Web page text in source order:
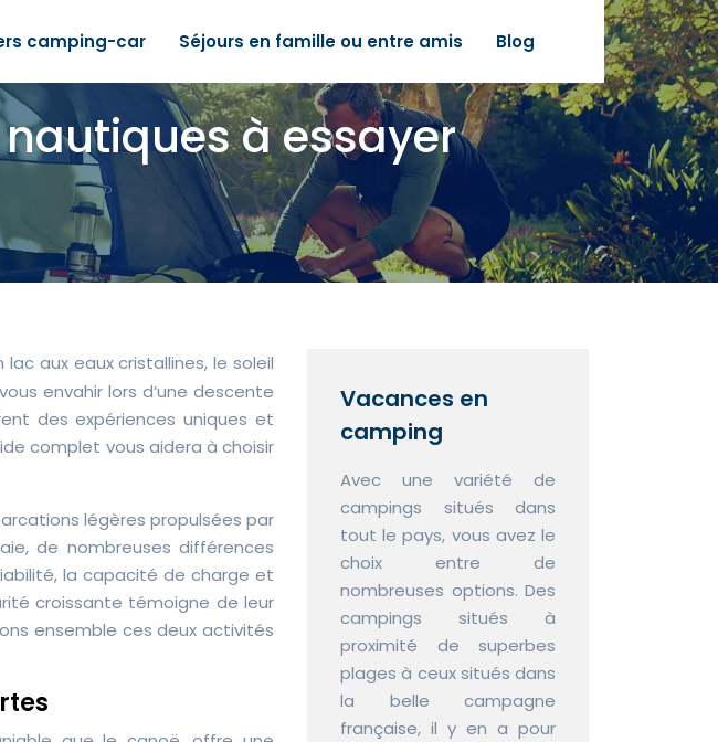
camping-car Séjours en famille ou entre amis Blog
à essayer
aux eaux cristallines, le soleil
envahir lors d’une descente
des expériences uniques et
complet vous aidera à choisir
légères propulsées par
de nombreuses différences
la capacité de charge et
croissante témoigne de leur
ensemble ces deux activités
Vacances en
camping
Avec une variété de
campings situés dans
tout le pays, vous avez le
choix entre de
nombreuses options. Des
campings situés à
proximité de superbes
plages à ceux situés dans
la belle campagne
française, il y en a pour